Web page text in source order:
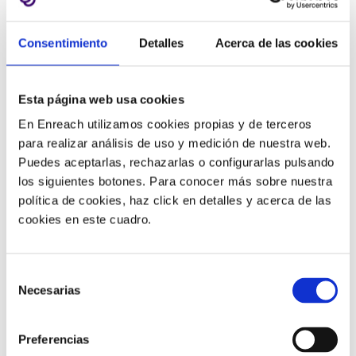
Consentimiento Detalles Acerca de las cookies
Esta página web usa cookies
En Enreach utilizamos cookies propias y de terceros
para realizar análisis de uso y medición de nuestra web.
Puedes aceptarlas, rechazarlas o configurarlas pulsando
los siguientes botones. Para conocer más sobre nuestra
política de cookies, haz click en detalles y acerca de las
cookies en este cuadro.
Necesarias
Preferencias
Los agentes suelen trabajar en 3-4 aplicaciones
tiempo buscando datos en todos los sistemas.
Proporcionar un único escritorio con una
como flujos de datos integrados pueden ofrecer
capacidades como configurar datos en una aplicación y
aprovecharlos en muchas otras aplicaciones.
Las integraciones de CRM siempre se consideran las
más importantes y significativas, ya que tienen todos
los datos de clientes. Pero hay valor en la integración
muchos más. Además de eso, hay valor en la
integración de la aplicación de comunicaciones
toda la organización, así como las aplicaciones